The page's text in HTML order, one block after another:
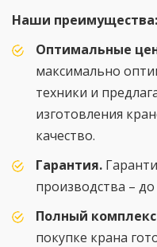
Наши преимущества:
Оптимальные
максимально
техники и
изготовления
качество.
Гарантия.
производства – до
Полный
покупке крана